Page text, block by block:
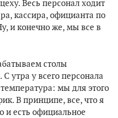
Весь персонал ходит
кассира, официанта по
и конечно же, мы все в
столы
утра у всего персонала
мы для этого
В принципе, все, что я
и есть официальное